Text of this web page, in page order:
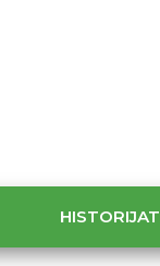
HISTORIJAT